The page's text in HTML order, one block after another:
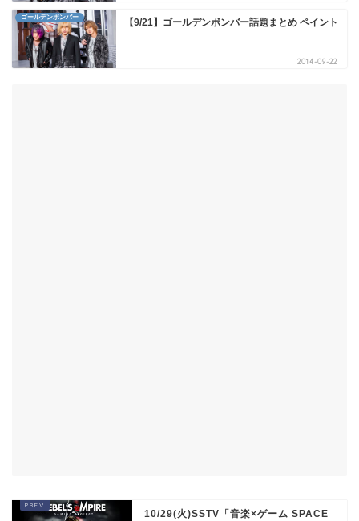
ゴールデンボンバー 【9/21】ゴールデンボンバー話題まとめ ペイント
2014-09-22
10/29(火)SSTV「音楽×ゲーム SPACE